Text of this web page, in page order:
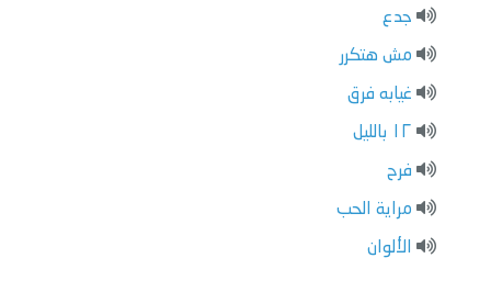
جدع
مش هتكرر
غيابه فرق
١٢ بالليل
فرح
مراية الحب
الألوان